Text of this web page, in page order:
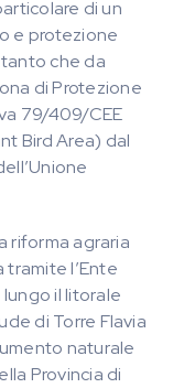
di un
e protezione
che da
di Protezione
79/409/CEE
Bird Area) dal
riforma agraria
tramite l’Ente
il litorale
di Torre Flavia
naturale
Provincia di